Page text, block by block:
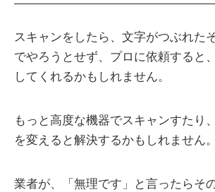
スキャンをしたら、文字がつぶれた
でやろうとせず、プロに依頼すると
してくれるかもしれません。
もっと高度な機器でスキャンすたり
を変えると解決するかもしれません。
業者が、「無理です」と言ったらそ